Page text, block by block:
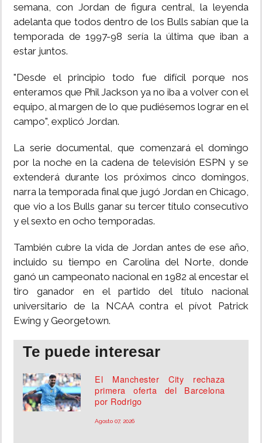
semana, con Jordan de figura central, la leyenda
adelanta que todos dentro de los Bulls sabían que la
temporada de 1997-98 sería la última que iban a
estar juntos.
"Desde el principio todo fue difícil porque nos
enteramos que Phil Jackson ya no iba a volver con el
equipo, al margen de lo que pudiésemos lograr en el
campo", explicó Jordan.
La serie documental, que comenzará el domingo
por la noche en la cadena de televisión ESPN y se
extenderá durante los próximos cinco domingos,
narra la temporada final que jugó Jordan en Chicago,
que vio a los Bulls ganar su tercer título consecutivo
y el sexto en ocho temporadas.
También cubre la vida de Jordan antes de ese año,
incluido su tiempo en Carolina del Norte, donde
ganó un campeonato nacional en 1982 al encestar el
tiro ganador en el partido del título nacional
universitario de la NCAA contra el pívot Patrick
Ewing y Georgetown.
Te puede interesar
El Manchester City rechaza
primera oferta del Barcelona
por Rodrigo
Agosto 07, 2026